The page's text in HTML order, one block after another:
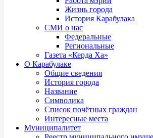
Жизнь города
История Карабулака
СМИ о нас
Федеральные
Региональные
Газета «Керда Ха»
О Карабулаке
Общие сведения
История города
Название
Символика
Список почётных граждан
Интересные места
Муниципалитет